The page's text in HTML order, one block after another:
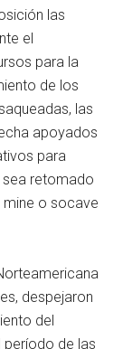
las
el
para la
de los
las
apoyados
para
sea retomado
mine o socave
despejaron
del
de las